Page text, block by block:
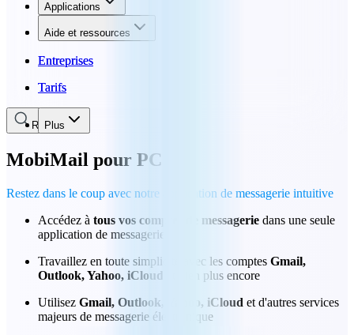
Applications
Aide et ressources
Entreprises
Tarifs
Plus
Applications
Aide et ressources
Entreprises
Tarifs
Rechercher
MobiMail pour PC
Restez dans le coup avec notre application de messagerie intuitive
Accédez à tous vos comptes de messagerie dans une seule
application de messagerie
Travaillez en toute simplicité avec les comptes Gmail,
Outlook, Yahoo, iCloud
et bien plus encore
Utilisez Gmail, Outlook, Yahoo, iCloud et d'autres services
majeurs de messagerie électronique